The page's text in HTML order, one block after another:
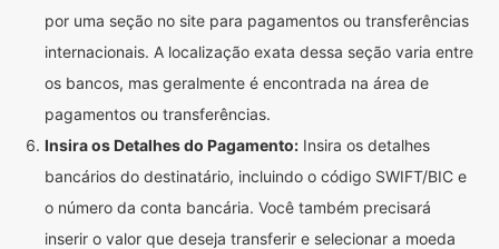
por uma seção no site para pagamentos ou transferências
internacionais. A localização exata dessa seção varia entre
os bancos, mas geralmente é encontrada na área de
pagamentos ou transferências.
Insira os Detalhes do Pagamento: Insira os detalhes
bancários do destinatário, incluindo o código SWIFT/BIC e
o número da conta bancária. Você também precisará
inserir o valor que deseja transferir e selecionar a moeda